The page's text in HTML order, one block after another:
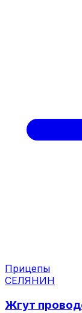
Прицепы
СЕЛЯНИН
Жгут